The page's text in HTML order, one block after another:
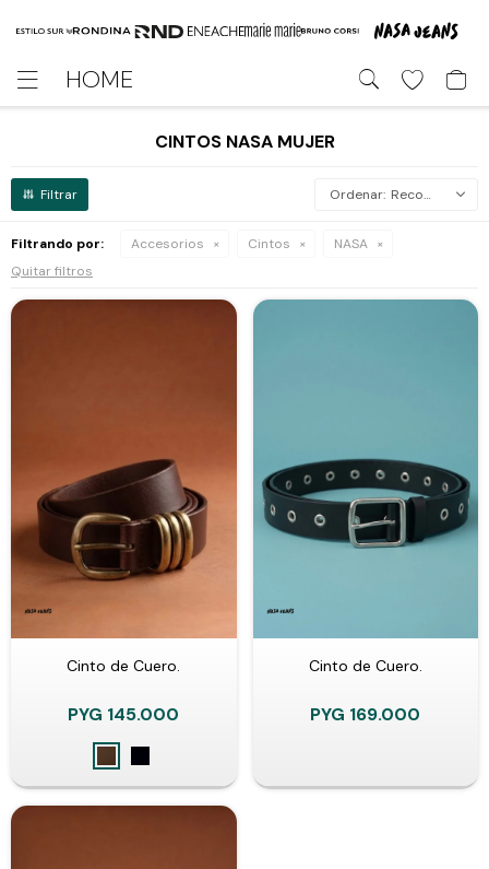
HOME

CINTOS NASA MUJER
Recomendados
Filtrando por: Accesorios Cintos
NASA
Quitar filtros
Cinto de Cuero.
PYG 145.000
Cinto de Cuero.
PYG 169.000